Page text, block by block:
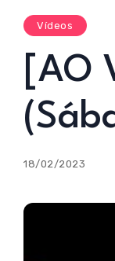
Vídeos
[AO
18/02/2023